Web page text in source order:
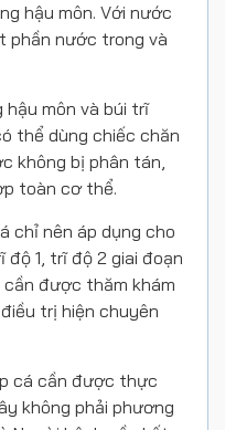
hậu môn. Với nước
phần nước trong và
hậu môn và búi trĩ
thể dùng chiếc chăn
không bị phân tán,
toàn cơ thể.
chỉ nên áp dụng cho
1, trĩ độ 2 giai đoạn
được thăm khám
trị hiện chuyên
cá cần được thực
không phải phương